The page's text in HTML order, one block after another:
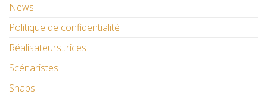
News
Politique de confidentialité
Réalisateurs.trices
Scénaristes
Snaps